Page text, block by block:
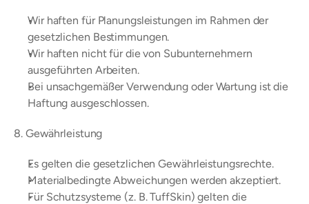
Wir haften für Planungsleistungen im Rahmen der
gesetzlichen Bestimmungen.
Wir haften nicht für die von Subunternehmern
ausgeführten Arbeiten.
Bei unsachgemäßer Verwendung oder Wartung ist die
Haftung ausgeschlossen.
8. Gewährleistung
Es gelten die gesetzlichen Gewährleistungsrechte.
Materialbedingte Abweichungen werden akzeptiert.
Für Schutzsysteme (z. B. TuffSkin) gelten die